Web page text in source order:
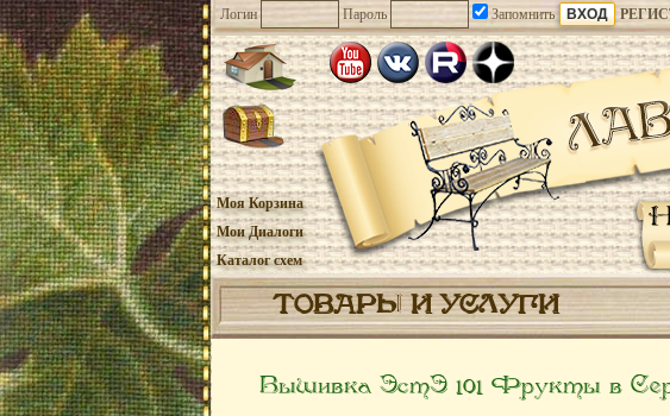
Логин Пароль Запомнить
Моя Корзина
Мои Диалоги
Каталог схем
ТОВАРЫ И УСЛУГИ
Вышивка ЭстЭ 101 Фрукты в